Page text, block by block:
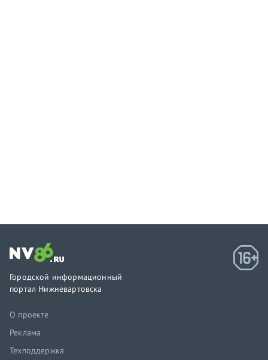
Городской информационный
портал Нижневартовска
О проекте
Реклама
Техподдержка